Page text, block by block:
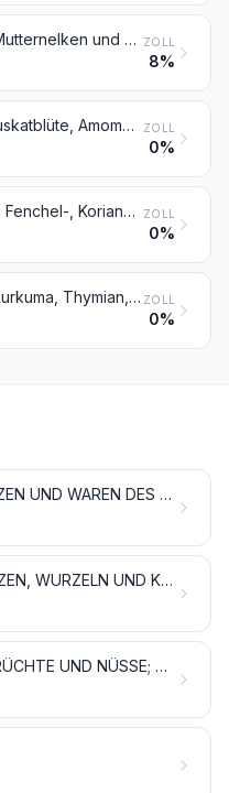
Gewürznelken, Mutternelken und Nelkenstiele ZOLL
8%
Muskatnüsse, Muskatblüte, Amomen und Kardamomen ZOLL
0%
Anis-, Sternanis-, Fenchel-, Koriander-, Kreuzkümmel- und Kümmelfrüchte; Wacholderbeeren ZOLL
0%
Ingwer, Safran, Kurkuma, Thymian, Lorbeerblätter, Curry und andere Gewürze ZOLL
0%
LEBENDE PFLANZEN UND WAREN DES BLUMENHANDELS
GEMÜSE, PFLANZEN, WURZELN UND KNOLLEN, DIE ZU ERNÄHRUNGSZWECKEN VERWENDET WERDEN
GENIESSBARE FRÜCHTE UND NÜSSE; SCHALEN VON ZITRUSFRÜCHTEN ODER VON MELONEN